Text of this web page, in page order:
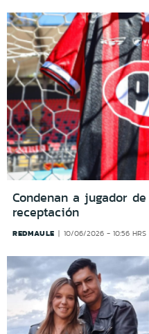
Condenan a jugador
receptación
REDMAULE 10/06/2026 - 10:56 HRS